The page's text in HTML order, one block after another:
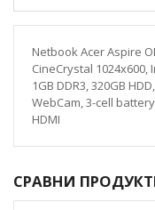
Netbook Acer Aspire
CineCrystal 1024x600,
1GB DDR3, 320GB
WebCam, 3-cell
HDMI
СРАВНИ